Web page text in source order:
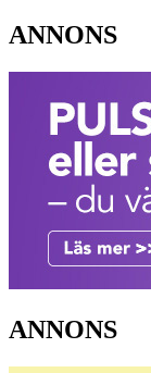
ANNONS
ANNONS